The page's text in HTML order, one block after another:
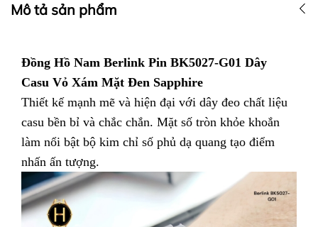
Mô tả sản phẩm
Đồng Hồ Nam Berlink Pin BK5027-G01 Dây
Casu Vỏ Xám Mặt Đen Sapphire
Thiết kế mạnh mẽ và hiện đại với dây đeo chất liệu
casu bền bỉ và chắc chắn. Mặt số tròn khỏe khoắn
làm nổi bật bộ kim chỉ số phủ dạ quang tạo điểm
nhấn ấn tượng.